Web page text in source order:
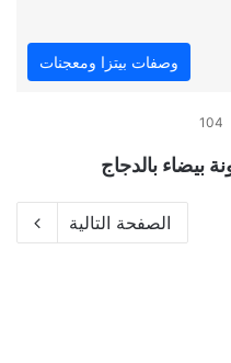
وصفات بيتزا ومعجنات
104
بيضاء بالدجاج
الصفحة التالية